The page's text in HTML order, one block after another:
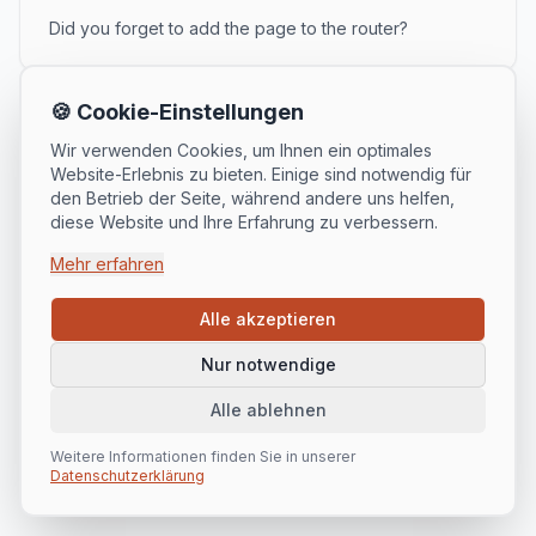
🍪 Cookie-Einstellungen
Wir verwenden Cookies, um Ihnen ein optimales
Website-Erlebnis zu bieten. Einige sind notwendig für
den Betrieb der Seite, während andere uns helfen,
diese Website und Ihre Erfahrung zu verbessern.
Mehr erfahren
Alle akzeptieren
Nur notwendige
Alle ablehnen
Weitere Informationen finden Sie in unserer
Datenschutzerklärung
Did you forget to add the page to the router?